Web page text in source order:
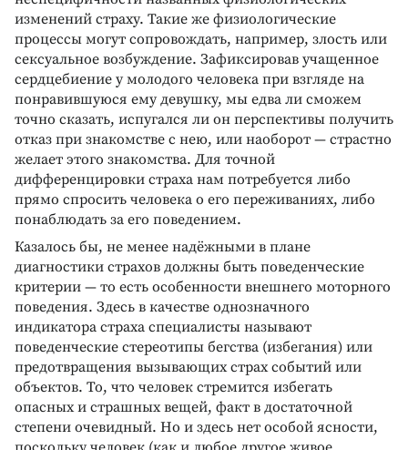
изменений страху. Такие же физиологические
процессы могут сопровождать, например, злость или
сексуальное возбуждение. Зафиксировав учащенное
сердцебиение у молодого человека при взгляде на
понравившуюся ему девушку, мы едва ли сможем
точно сказать, испугался ли он перспективы получить
отказ при знакомстве с нею, или наоборот — страстно
желает этого знакомства. Для точной
дифференцировки страха нам потребуется либо
прямо спросить человека о его переживаниях, либо
понаблюдать за его поведением.
Казалось бы, не менее надёжными в плане
диагностики страхов должны быть поведенческие
критерии — то есть особенности внешнего моторного
поведения. Здесь в качестве однозначного
индикатора страха специалисты называют
поведенческие стереотипы бегства (избегания) или
предотвращения вызывающих страх событий или
объектов. То, что человек стремится избегать
опасных и страшных вещей, факт в достаточной
степени очевидный. Но и здесь нет особой ясности,